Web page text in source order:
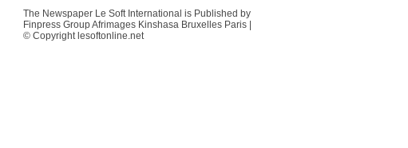
The Newspaper Le Soft International is Published by
Finpress Group Afrimages Kinshasa Bruxelles Paris |
© Copyright lesoftonline.net